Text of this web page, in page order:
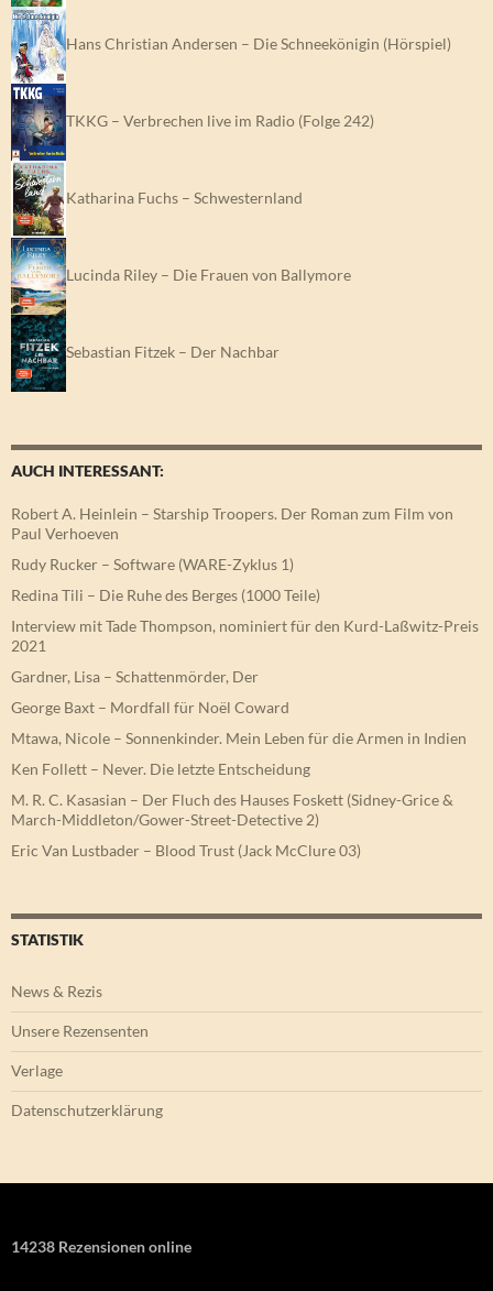
Hans Christian Andersen – Die Schneekönigin (Hörspiel)
TKKG – Verbrechen live im Radio (Folge 242)
Katharina Fuchs – Schwesternland
Lucinda Riley – Die Frauen von Ballymore
Sebastian Fitzek – Der Nachbar
AUCH INTERESSANT:
Robert A. Heinlein – Starship Troopers. Der Roman zum Film von
Paul Verhoeven
Rudy Rucker – Software (WARE-Zyklus 1)
Redina Tili – Die Ruhe des Berges (1000 Teile)
Interview mit Tade Thompson, nominiert für den Kurd-Laßwitz-Preis
2021
Gardner, Lisa – Schattenmörder, Der
George Baxt – Mordfall für Noël Coward
Mtawa, Nicole – Sonnenkinder. Mein Leben für die Armen in Indien
Ken Follett – Never. Die letzte Entscheidung
M. R. C. Kasasian – Der Fluch des Hauses Foskett (Sidney-Grice &
March-Middleton/Gower-Street-Detective 2)
Eric Van Lustbader – Blood Trust (Jack McClure 03)
STATISTIK
News & Rezis
Unsere Rezensenten
Verlage
Datenschutzerklärung
14238 Rezensionen online